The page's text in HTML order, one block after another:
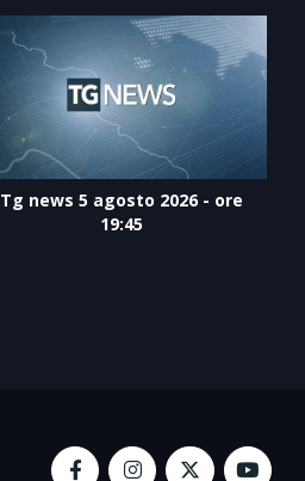
Tg news 5 agosto 2026 - ore
19:45